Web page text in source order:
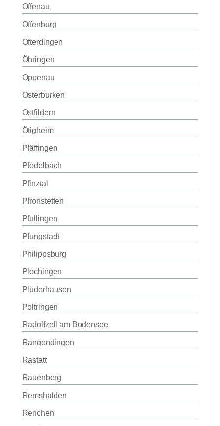
Offenau
Offenburg
Ofterdingen
Öhringen
Oppenau
Osterburken
Ostfildern
Ötigheim
Pfäffingen
Pfedelbach
Pfinztal
Pfronstetten
Pfullingen
Pfungstadt
Philippsburg
Plochingen
Plüderhausen
Poltringen
Radolfzell am Bodensee
Rangendingen
Rastatt
Rauenberg
Remshalden
Renchen